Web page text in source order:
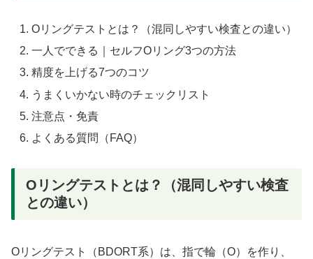
Oリングテストとは？（混同しやすい検査との違い）
一人でできる｜セルフOリング3つの方法
精度を上げる7つのコツ
うまくいかない時のチェックリスト
注意点・免責
よくある質問（FAQ）
Oリングテストとは？（混同しやすい検査
との違い）
Oリングテスト（BDORT系）は、指で輪（O）を作り、